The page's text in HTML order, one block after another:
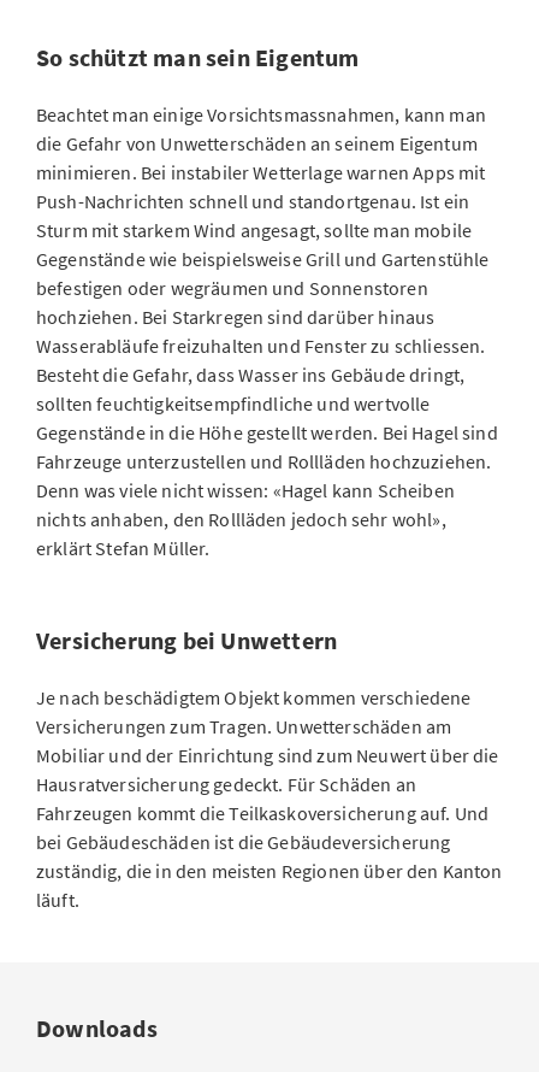
So schützt man sein Eigentum
Beachtet man einige Vorsichtsmassnahmen, kann man
die Gefahr von Unwetterschäden an seinem Eigentum
minimieren. Bei instabiler Wetterlage warnen Apps mit
Push-Nachrichten schnell und standortgenau. Ist ein
Sturm mit starkem Wind angesagt, sollte man mobile
Gegenstände wie beispielsweise Grill und Gartenstühle
befestigen oder wegräumen und Sonnenstoren
hochziehen. Bei Starkregen sind darüber hinaus
Wasserabläufe freizuhalten und Fenster zu schliessen.
Besteht die Gefahr, dass Wasser ins Gebäude dringt,
sollten feuchtigkeitsempfindliche und wertvolle
Gegenstände in die Höhe gestellt werden. Bei Hagel sind
Fahrzeuge unterzustellen und Rollläden hochzuziehen.
Denn was viele nicht wissen: «Hagel kann Scheiben
nichts anhaben, den Rollläden jedoch sehr wohl»,
erklärt Stefan Müller.
Versicherung bei Unwettern
Je nach beschädigtem Objekt kommen verschiedene
Versicherungen zum Tragen. Unwetterschäden am
Mobiliar und der Einrichtung sind zum Neuwert über die
Hausratversicherung gedeckt. Für Schäden an
Fahrzeugen kommt die Teilkaskoversicherung auf. Und
bei Gebäudeschäden ist die Gebäudeversicherung
zuständig, die in den meisten Regionen über den Kanton
läuft.
Downloads